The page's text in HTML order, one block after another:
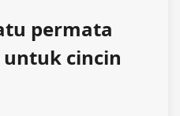
permata
cincin